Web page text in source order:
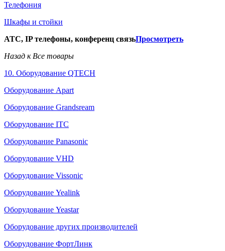
Телефония
Шкафы и стойки
АТС, IP телефоны, конференц связьПросмотреть
Назад к Все товары
10. Оборудование QTECH
Оборудование Apart
Оборудование Grandsream
Оборудование ITC
Оборудование Panasonic
Оборудование VHD
Оборудование Vissonic
Оборудование Yealink
Оборудование Yeastar
Оборудование других производителей
Оборудование ФортЛинк